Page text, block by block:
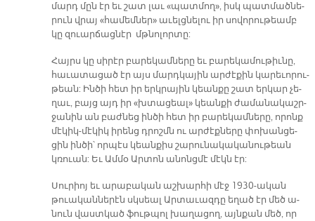
մարդ մըն էր եւ շատ լաւ «պատ­մո­ղ», իսկ պատ­մած­նե­
րուն վրայ «հա­մեմ­նե­ր» ա­ւելց­նե­լու իր սո­վո­րու­թեամբ
կը զուար­ճաց­նէր մթնո­լոր­տը:
Հայրս կը սի­րէր բա­րե­կամ­նե­րը եւ բա­րե­կա­մու­թիւ­նը,
հա­ւա­տա­ցած էր այս մարդ­կա­յին ար­ժէ­քին կա­րե­ւո­րու­
թեան: Ին­ծի հետ իր երկ­րա­յին կեան­քը շատ եր­կար չե­
ղաւ, բայց այդ իր «խտա­ցեա­լ» կեան­քի ժա­մա­նա­կաշր­
ջա­նին ան բաժ­նեց ին­ծի հետ իր բա­րե­կամ­նե­րը, ո­րոնք
մէ­կիկ-մէ­կիկ ի­րենց դրոշմն ու ար­ժէք­նե­րը փո­խան­ցե­
ցին ին­ծի՝ որ­պէս կեան­քիս շա­րու­նա­կա­կա­նու­թեան
կռուան: Եւ Ամ­մօ Ար­տոն ա­նոնց­մէ մէկն էր:
Սու­րիոյ եւ ա­րա­բա­կան աշ­խար­հի մէջ 1930-ա­կան
թուա­կան­նե­րէն սկսեալ Ար­տա­ւազ­դը ե­ղած էր մեծ ա­
նուն վաս­տ­կած ֆութ­պոլ խա­ղա­ցող, այն­քան մեծ, որ